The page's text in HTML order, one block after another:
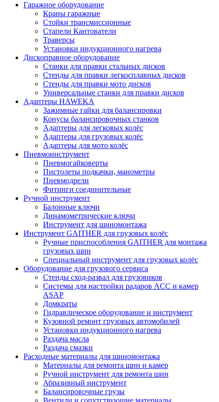
Гаражное оборудование
Краны гаражные
Стойки трансмиссионные
Стапели Кантователи
Траверсы
Установки индукционного нагрева
Дископравное оборудование
Станки для правки стальных дисков
Стенды для правки легкосплавных дисков
Стенды для правки мото дисков
Универсальные станки для правки дисков
Адаптеры HAWEKA
Зажимные гайки для балансировки
Конусы балансировочных станков
Адаптеры для легковых колёс
Адаптеры для грузовых колёс
Адаптеры для мото колёс
Пневмоинструмент
Пневмогайковерты
Пистолеты подкачки, манометры
Пневмодрели
Фитинги соединительные
Ручной инструмент
Балонные ключи
Динамометрические ключи
Инструмент для шиномонтажа
Инструмент GAITHER для грузовых колёс
Ручные приспособления GAITHER для монтажа
грузовых шин
Специальный инструмент для грузовых колёс
Оборудование для грузового сервиса
Стенды сход-развал для грузовиков
Системы для настройки радаров ACC и камер
ASAP
Домкраты
Гидравлическое оборудование и инструмент
Кузовной ремонт грузовых автомобилей
Установки индукционного нагрева
Раздача масла
Раздача смазки
Расходные материалы для шиномонтажа
Материалы для ремонта шин и камер
Ручной инструмент для ремонта шин
Абразивный инструмент
Балансировочные грузы
Вентили и сопутствующие материалы